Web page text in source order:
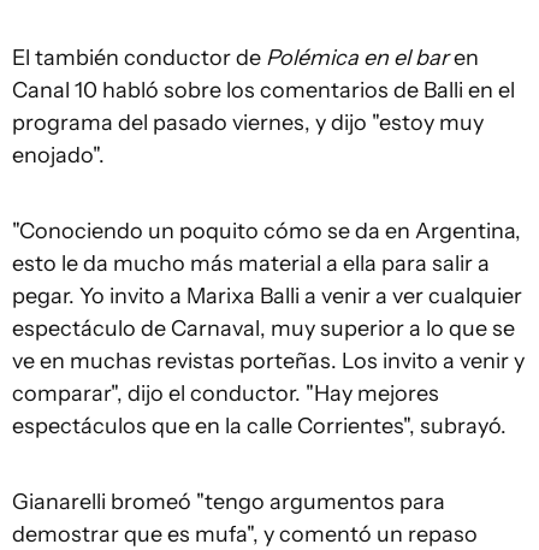
El también conductor de Polémica en el baren
Canal 10 habló sobre los comentarios de Balli en el
programa del pasado viernes, y dijo "estoy muy
enojado".
"Conociendo un poquito cómo se da en Argentina,
esto le da mucho más material a ella para salir a
pegar. Yo invito a Marixa Balli a venir a ver cualquier
espectáculo de Carnaval, muy superior a lo que se
ve en muchas revistas porteñas. Los invito a venir y
comparar", dijo el conductor. "Hay mejores
espectáculos que en la calle Corrientes", subrayó.
Gianarelli bromeó "tengo argumentos para
demostrar que es mufa", y comentó un repaso